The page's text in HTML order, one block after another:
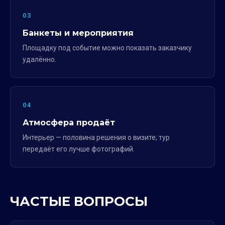
03
Банкеты и мероприятия
Площадку под событие можно показать заказчику
удалённо.
04
Атмосфера продаёт
Интерьер — половина решения о визите; тур
передаёт его лучше фотографий.
ЧАСТЫЕ ВОПРОСЫ